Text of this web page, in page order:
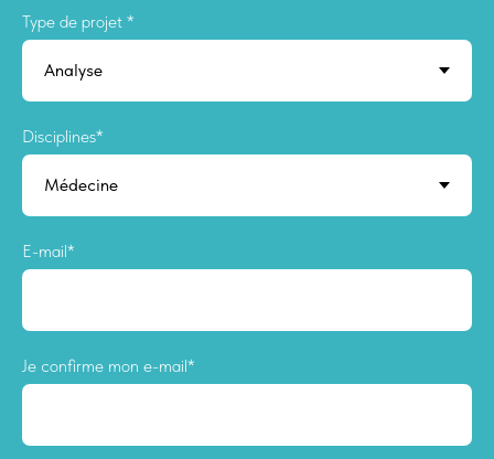
Type de projet *
Disciplines*
E-mail*
Je confirme mon e-mail*